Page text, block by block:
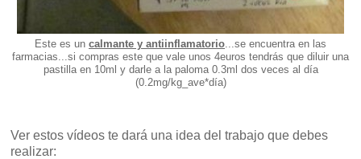
Este es un calmante y antiinflamatorio ...se encuentra en las
farmacias...si compras este que vale unos 4euros tendrás que diluir una
pastilla en 10ml y darle a la paloma 0.3ml dos veces al día
(0.2mg/kg_ave*día)
Ver estos vídeos te dará una idea del trabajo que debes
realizar: